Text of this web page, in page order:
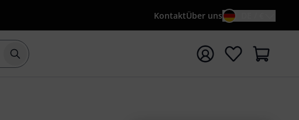
KontaktÜber uns
Suche mit Suchwort {searchTerm} starten